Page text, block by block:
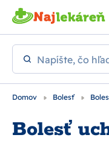
Preskočiť na hlavný
Napíšte, čo
Domov Bolesť
Bolesť